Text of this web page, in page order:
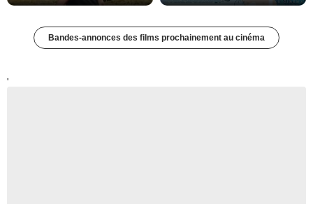
Bandes-annonces des films prochainement au cinéma
'